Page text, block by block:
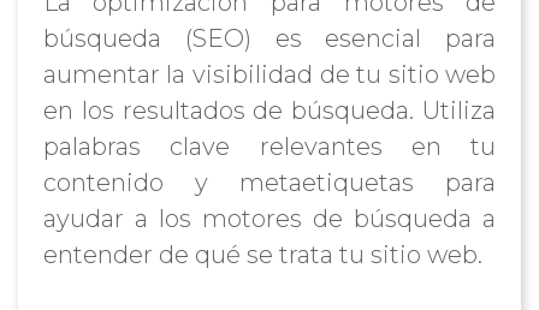
búsqueda (SEO) es esencial para
aumentar la visibilidad de tu sitio web
en los resultados de búsqueda. Utiliza
palabras clave relevantes en tu
contenido y metaetiquetas para
ayudar a los motores de búsqueda a
entender de qué se trata tu sitio web.